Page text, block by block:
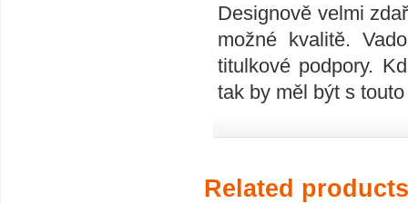
Designově velmi
možné kvalitě.
titulkové podpory.
tak by měl být s
Related products